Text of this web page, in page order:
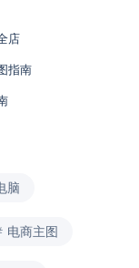
店
指南
脑
电商主图